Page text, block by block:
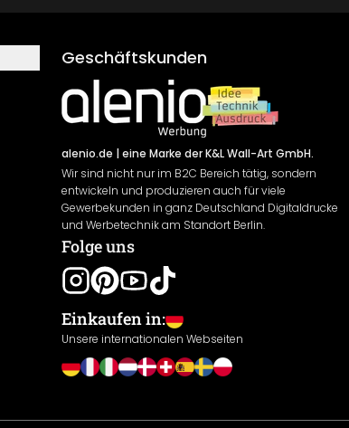
Geschäftskunden
alenio.de | eine Marke der K&L Wall-Art GmbH.
Wir sind nicht nur im B2C Bereich tätig, sondern
entwickeln und produzieren auch für viele
Gewerbekunden in ganz Deutschland Digitaldrucke
und Werbetechnik am Standort Berlin.
Folge uns
Einkaufen in:
Unsere internationalen Webseiten